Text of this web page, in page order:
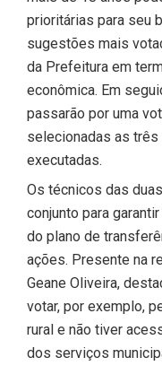
prioritárias para seu
sugestões mais
da Prefeitura em
econômica. Em
passarão por uma
selecionadas as
executadas.
Os técnicos das
conjunto para
do plano de
ações. Presente na
Geane Oliveira,
votar, por exemplo,
rural e não tiver
dos serviços